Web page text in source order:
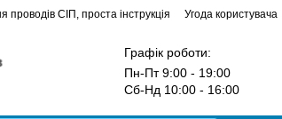
проводів СІП, проста інструкція Угода користувача
Графік роботи:
Пн-Пт 9:00 - 19:00
Сб-Нд 10:00 - 16:00